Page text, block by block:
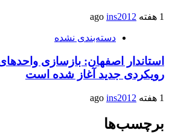
1 هفته ago ins2012
دسته‌بندی نشده
استاندار اصفهان: بازسازی
رویکردی جدید آغاز شده است
1 هفته ago ins2012
برچسب‌ها